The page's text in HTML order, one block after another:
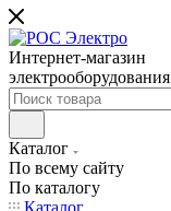
Интернет-магазин
электрооборудования
Каталог
По всему сайту
По каталогу
Каталог